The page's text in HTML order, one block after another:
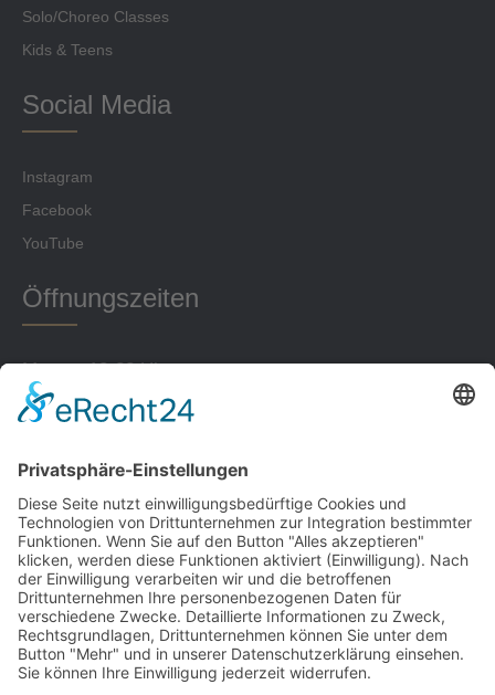
Solo/Choreo Classes
Kids & Teens
Social Media
Instagram
Facebook
YouTube
Öffnungszeiten
Montag 18-22 Uhr
Dienstag 16-22 Uhr
Donnerstag 18-20 Uhr
Freitag 16-22 Uhr
Sonntag 16:00-21 Uhr